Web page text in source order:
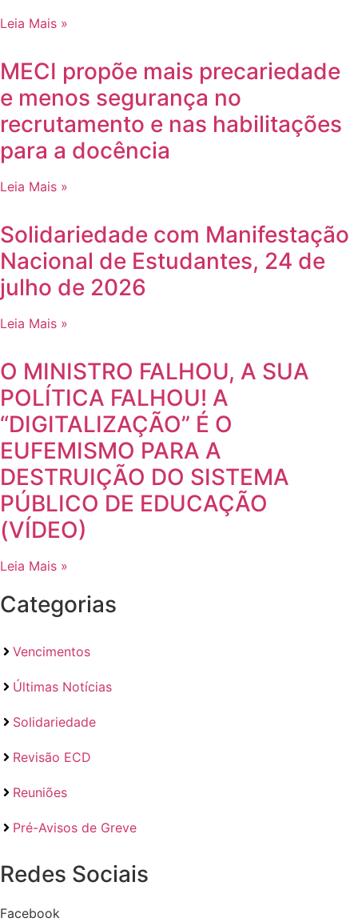
Leia Mais »
MECI propõe mais precariedade
e menos segurança no
recrutamento e nas habilitações
para a docência
Leia Mais »
Solidariedade com Manifestação
Nacional de Estudantes, 24 de
julho de 2026
Leia Mais »
O MINISTRO FALHOU, A SUA
POLÍTICA FALHOU! A
“DIGITALIZAÇÃO” É O
EUFEMISMO PARA A
DESTRUIÇÃO DO SISTEMA
PÚBLICO DE EDUCAÇÃO
(VÍDEO)
Leia Mais »
Categorias
Vencimentos
Últimas Notícias
Solidariedade
Revisão ECD
Reuniões
Pré-Avisos de Greve
Redes Sociais
Facebook